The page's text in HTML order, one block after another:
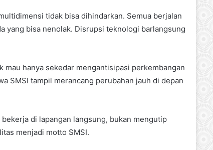
tidak bisa dihindarkan. Semua berjalan
yang bisa nenolak. Disrupsi teknologi barlangsung
hanya sekedar mengantisipasi perkembangan
SMSI tampil merancang perubahan jauh di depan
di lapangan langsung, bukan mengutip
menjadi motto SMSI.